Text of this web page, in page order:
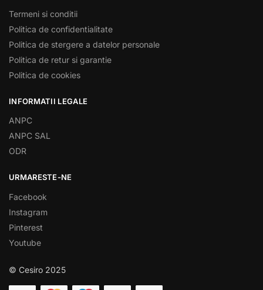
Termeni si conditii
Politica de confidentialitate
Politica de stergere a datelor personale
Politica de retur si garantie
Politica de cookies
INFORMATII LEGALE
ANPC
ANPC SAL
ODR
URMARESTE-NE
Facebook
Instagram
Pinterest
Youtube
© Cesiro 2025